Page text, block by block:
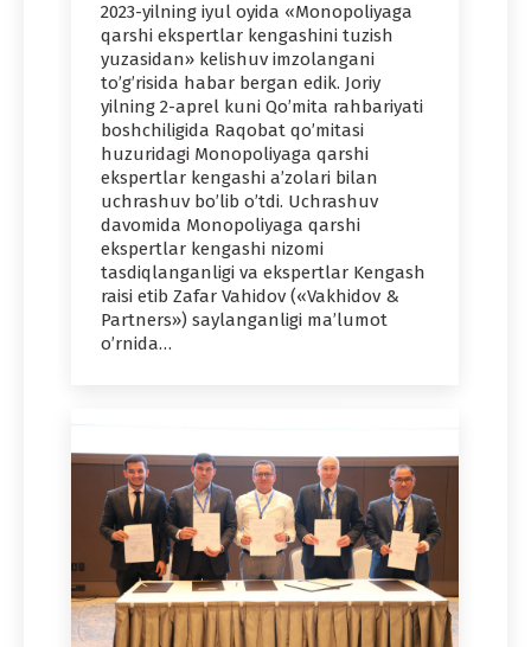
2023-yilning iyul oyida «Monopoliyaga
qarshi ekspertlar kengashini tuzish
yuzasidan» kelishuv imzolangani
to’g’risida habar bergan edik. Joriy
yilning 2-aprel kuni Qo’mita rahbariyati
boshchiligida Raqobat qo’mitasi
huzuridagi Monopoliyaga qarshi
ekspertlar kengashi a’zolari bilan
uchrashuv bo’lib o’tdi. Uchrashuv
davomida Monopoliyaga qarshi
ekspertlar kengashi nizomi
tasdiqlanganligi va ekspertlar Kengash
raisi etib Zafar Vahidov («Vakhidov &
Partners») saylanganligi ma’lumot
o’rnida…